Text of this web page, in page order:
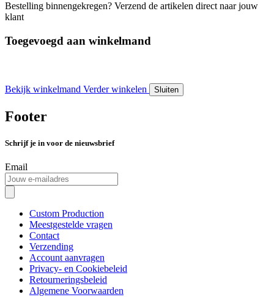
Bestelling binnengekregen? Verzend de artikelen direct naar jouw
klant
Toegevoegd aan winkelmand
Bekijk winkelmand Verder winkelen Sluiten
Footer
Schrijf je in voor de nieuwsbrief
Email
Custom Production
Meestgestelde vragen
Contact
Verzending
Account aanvragen
Privacy- en Cookiebeleid
Retourneringsbeleid
Algemene Voorwaarden